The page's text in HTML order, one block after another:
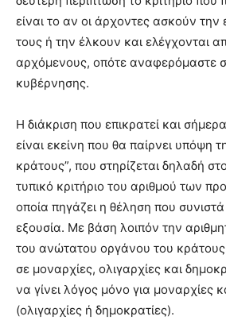
είναι το αν οι άρχοντες ασκούν την
τους ή την έλκουν και ελέγχονται
αρχόμενους, οπότε αναφερόμαστε
κυβέρνησης.
Η διάκριση που επικρατεί και
είναι εκείνη που θα παίρνει υπόψη
κράτους”, που στηρίζεται δηλαδή
τυπικό κριτήριο του αριθμού των
οποία πηγάζει η θέληση που
εξουσία. Με βάση λοιπόν την
του ανώτατου οργάνου του κράτους,
σε μοναρχίες, ολιγαρχίες και
να γίνει λόγος μόνο για μοναρχίες
(ολιγαρχίες ή δημοκρατίες).